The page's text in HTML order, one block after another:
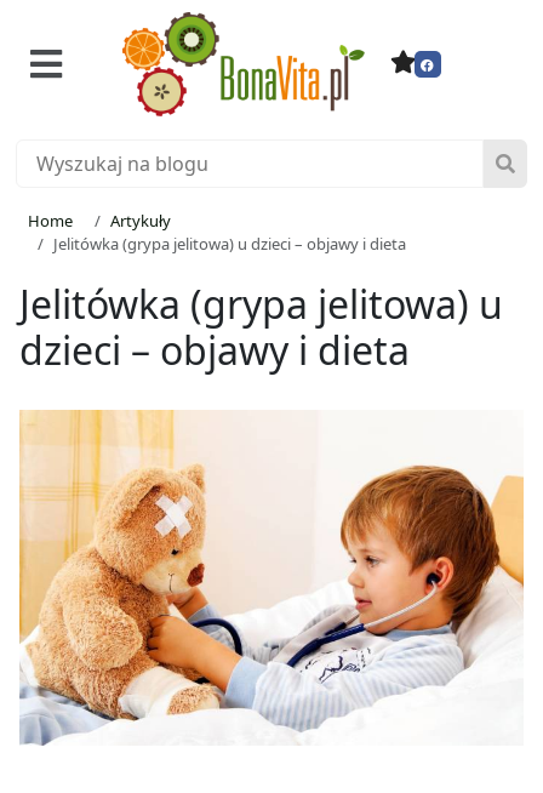
Home
Artykuły
Jelitówka (grypa jelitowa) u dzieci – objawy i dieta
Jelitówka (grypa jelitowa) u
dzieci – objawy i dieta